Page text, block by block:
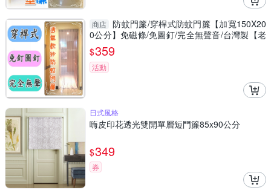
商店 防蚊門簾/穿桿式防蚊門簾【加寬150X20
0公分】免磁條/免圖釘/完全無聲音/台灣製【老
婆當家】
$359
活動
日式風格
嗨皮印花透光雙開單層短門簾85x90公分
$349
券